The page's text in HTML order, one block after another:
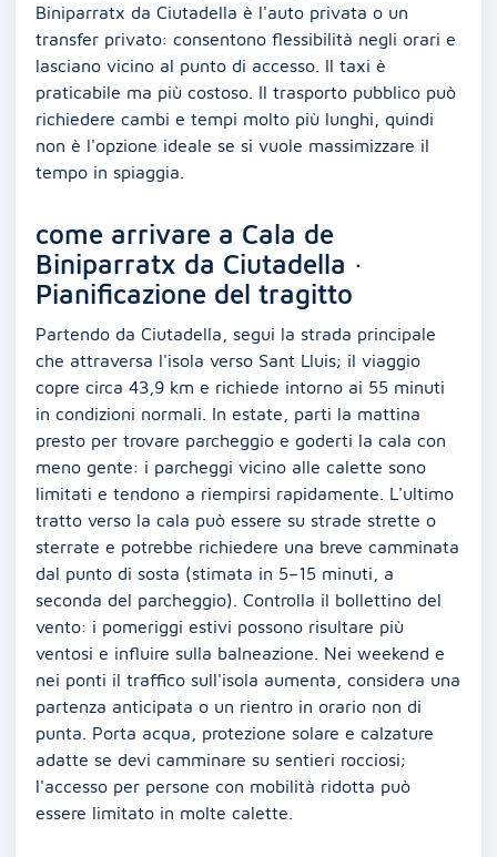
Biniparratx da Ciutadella è l'auto privata o un
transfer privato: consentono flessibilità negli orari e
lasciano vicino al punto di accesso. Il taxi è
praticabile ma più costoso. Il trasporto pubblico può
richiedere cambi e tempi molto più lunghi, quindi
non è l'opzione ideale se si vuole massimizzare il
tempo in spiaggia.
come arrivare a Cala de
Biniparratx da Ciutadella ·
Pianificazione del tragitto
Partendo da Ciutadella, segui la strada principale
che attraversa l'isola verso Sant Lluis; il viaggio
copre circa 43,9 km e richiede intorno ai 55 minuti
in condizioni normali. In estate, parti la mattina
presto per trovare parcheggio e goderti la cala con
meno gente: i parcheggi vicino alle calette sono
limitati e tendono a riempirsi rapidamente. L'ultimo
tratto verso la cala può essere su strade strette o
sterrate e potrebbe richiedere una breve camminata
dal punto di sosta (stimata in 5–15 minuti, a
seconda del parcheggio). Controlla il bollettino del
vento: i pomeriggi estivi possono risultare più
ventosi e influire sulla balneazione. Nei weekend e
nei ponti il traffico sull'isola aumenta, considera una
partenza anticipata o un rientro in orario non di
punta. Porta acqua, protezione solare e calzature
adatte se devi camminare su sentieri rocciosi;
l'accesso per persone con mobilità ridotta può
essere limitato in molte calette.